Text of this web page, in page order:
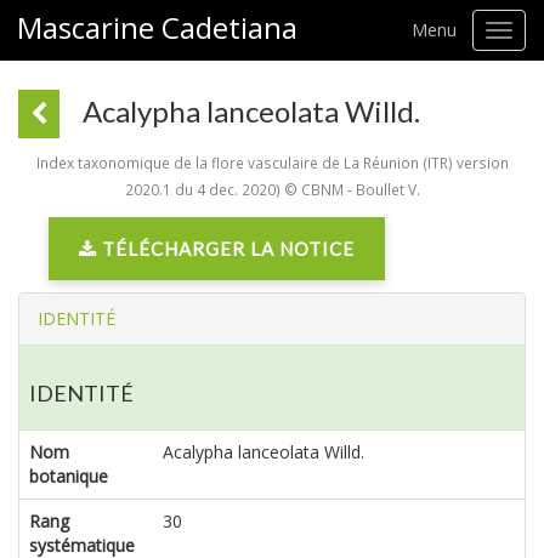
Mascarine Cadetiana Menu
Acalypha lanceolata Willd.
Index taxonomique de la flore vasculaire de La Réunion (ITR) version
2020.1 du 4 dec. 2020) © CBNM - Boullet V.
TÉLÉCHARGER LA NOTICE
IDENTITÉ
IDENTITÉ
Nom
botanique
Acalypha lanceolata Willd.
Rang
systématique
30